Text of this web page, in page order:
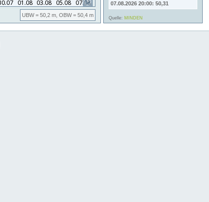
UBW= 50,2 m, OBW= 50,4 m
07.08.2026 20:00: 50,31
Quelle: MINDEN